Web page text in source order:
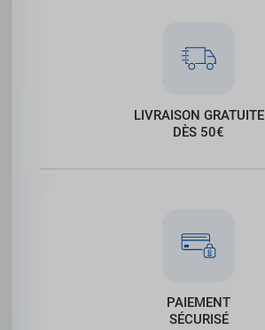
LIVRAISON GRATUITE
DÈS 50€
PAIEMENT
SÉCURISÉ